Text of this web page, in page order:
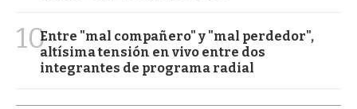
10Entre "mal compañero" y "mal perdedor",
altísima tensión en vivo entre dos
integrantes de programa radial